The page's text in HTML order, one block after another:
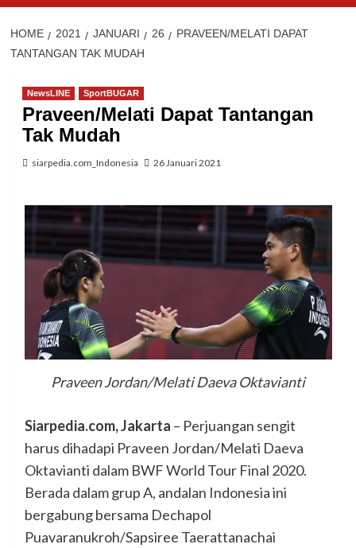
HOME 2021 JANUARI 26
PRAVEEN/MELATI DAPAT
TANTANGAN TAK MUDAH
NewsLINE SportBUGAR
Praveen/Melati Dapat Tantangan
Tak Mudah
siarpedia.com_Indonesia 26 Januari 2021
Praveen Jordan/Melati Daeva Oktavianti
Siarpedia.com, Jakarta – Perjuangan sengit
harus dihadapi Praveen Jordan/Melati Daeva
Oktavianti dalam BWF World Tour Final 2020.
Berada dalam grup A, andalan Indonesia ini
bergabung bersama Dechapol
Puavaranukroh/Sapsiree Taerattanachai